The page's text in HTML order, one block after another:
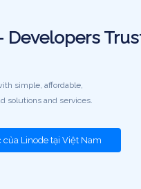
simple, affordable,
solutions and services.
Linode tại Việt Nam